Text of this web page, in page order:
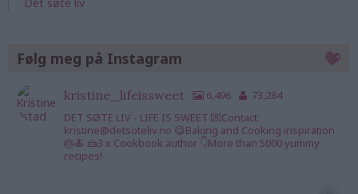
Følg meg på Instagram
kristine_lifeissweet 6,496
73,284
DET SØTE LIV - LIFE IS SWEET 💌Contact:
kristine@detsoteliv.no 😋Baking and Cooking inspiration
🎂🍝 🍰3 x Cookbook author 👇More than 5000 yummy
recipes!